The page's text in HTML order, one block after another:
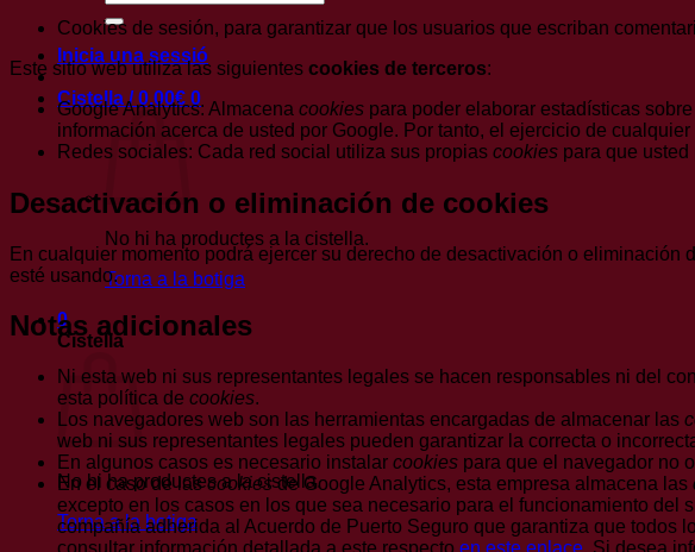
Inicia una sessió
Cistella /0,00€ 0
No hi ha productes a la cistella.
Torna a la botiga
0
Cistella
No hi ha productes a la cistella.
Torna a la botiga
Cookies de sesión, para garantizar que los usuarios que escriban
Este sitio web utiliza las siguientes cookies de terceros:
Google Analytics: Almacena cookies para poder elaborar estadísticas
información acerca de usted por Google. Por tanto, el ejercicio de
Redes sociales: Cada red social utiliza sus propias cookies para que
Desactivación o eliminación de cookies
En cualquier momento podrá ejercer su derecho de desactivación o
esté usando.
Notas adicionales
Ni esta web ni sus representantes legales se hacen responsables ni del
esta política de cookies.
Los navegadores web son las herramientas encargadas de almacenar las
web ni sus representantes legales pueden garantizar la correcta o
En algunos casos es necesario instalar cookies para que el navegador no
En el caso de lascookiesde Google Analytics, esta empresa almacena las
excepto en los casos en los que sea necesario para el funcionamiento del
compañía adherida al Acuerdo de Puerto Seguro que garantiza que todos